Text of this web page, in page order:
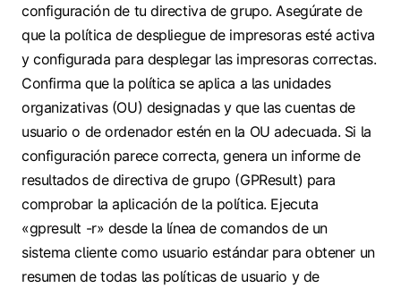
configuración de tu directiva de grupo. Asegúrate de
que la política de despliegue de impresoras esté activa
y configurada para desplegar las impresoras correctas.
Confirma que la política se aplica a las unidades
organizativas (OU) designadas y que las cuentas de
usuario o de ordenador estén en la OU adecuada. Si la
configuración parece correcta, genera un informe de
resultados de directiva de grupo (GPResult) para
comprobar la aplicación de la política. Ejecuta
«gpresult -r» desde la línea de comandos de un
sistema cliente como usuario estándar para obtener un
resumen de todas las políticas de usuario y de